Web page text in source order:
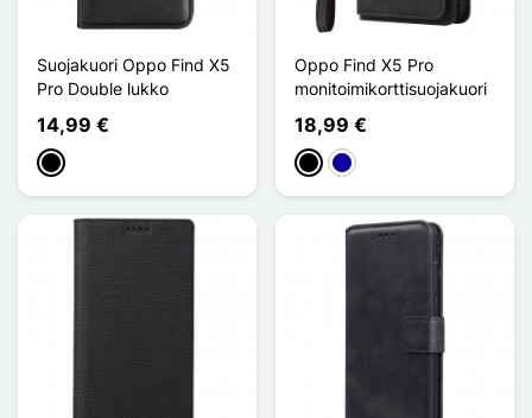
Suojakuori Oppo Find X5
Pro Double lukko
14,99 €
Musta
Oppo Find X5 Pro
monitoimikorttisuojakuori
18,99 €
MustaBleu Foncé